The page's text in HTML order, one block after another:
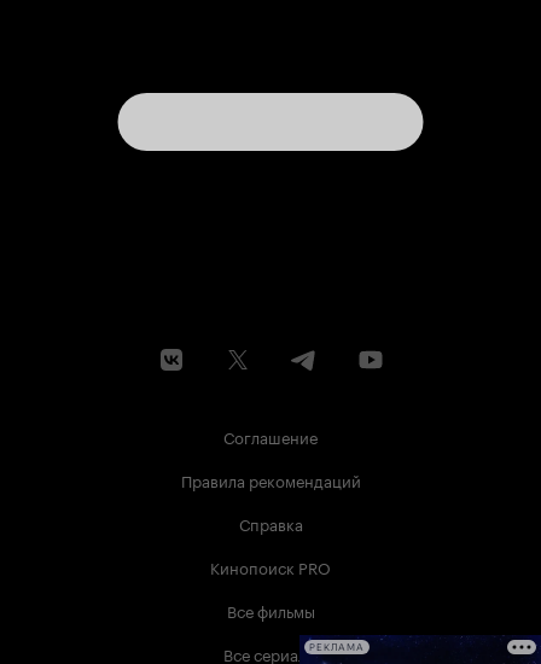
Соглашение
Правила рекомендаций
Справка
Кинопоиск PRO
Все фильмы
Все сериалыРЕКЛАМА